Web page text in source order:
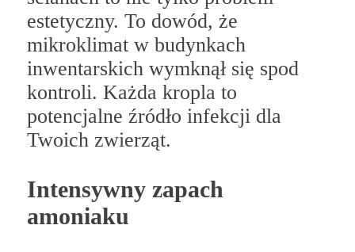
estetyczny. To dowód, że
mikroklimat w budynkach
inwentarskich wymknął się spod
kontroli. Każda kropla to
potencjalne źródło infekcji dla
Twoich zwierząt.
Intensywny zapach
amoniaku